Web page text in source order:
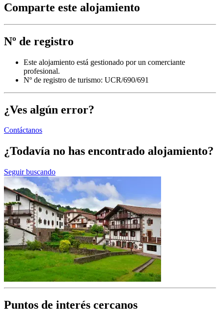
Comparte este alojamiento
Nº de registro
Este alojamiento está gestionado por un comerciante
profesional.
Nº de registro de turismo: UCR/690/691
¿Ves algún error?
Contáctanos
¿Todavía no has encontrado alojamiento?
Seguir buscando
Puntos de interés cercanos